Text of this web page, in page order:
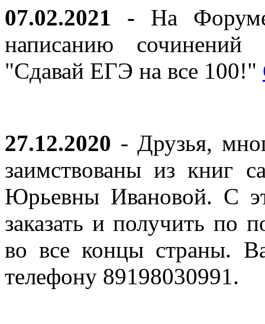
07.02.2021 - На
написанию
"Сдавай ЕГЭ на все 100!"
27.12.2020 - Друзья,
заимствованы из книг
Юрьевны Ивановой. С
заказать и получить по
во все концы страны.
телефону 89198030991.